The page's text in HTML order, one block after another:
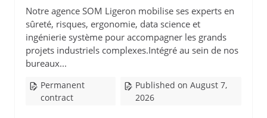
Notre agence SOM Ligeron mobilise ses experts en
sûreté, risques, ergonomie, data science et
ingénierie système pour accompagner les grands
projets industriels complexes.Intégré au sein de nos
bureaux...
Permanent
contract
Published on August 7,
2026